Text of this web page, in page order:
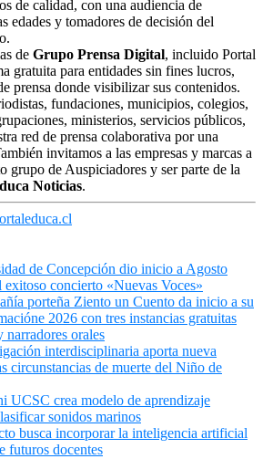
de calidad, con una audiencia de
edades y tomadores de decisión del
de Grupo Prensa Digital, incluido Portal
gratuita para entidades sin fines lucros,
prensa donde visibilizar sus contenidos.
fundaciones, municipios, colegios,
ministerios, servicios públicos,
red de prensa colaborativa por una
invitamos a las empresas y marcas a
grupo de Auspiciadores y ser parte de la
Noticias.
de Concepción dio inicio a Agosto
concierto «Nuevas Voces»
porteña Ziento un Cuento da inicio a su
2026 con tres instancias gratuitas
narradores orales
interdisciplinaria aporta nueva
circunstancias de muerte del Niño de
UCSC crea modelo de aprendizaje
sonidos marinos
busca incorporar la inteligencia artificial
futuros docentes